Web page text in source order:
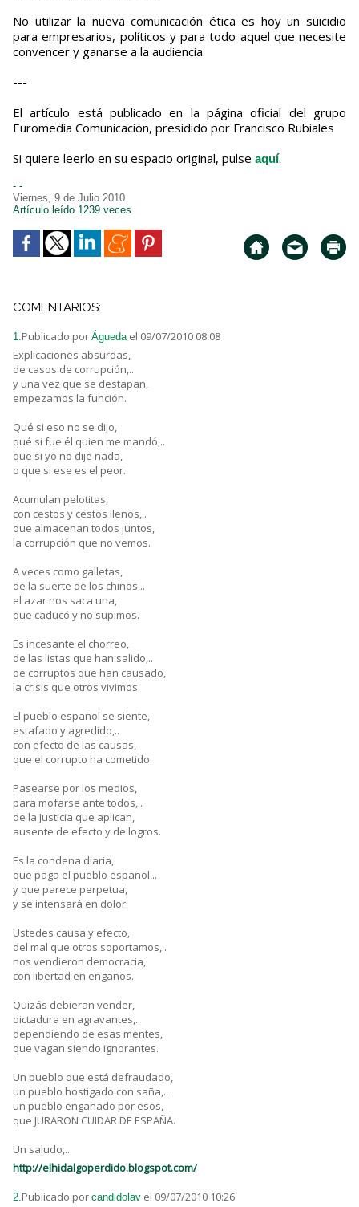
No utilizar la nueva comunicación ética es hoy un suicidio
para empresarios, políticos y para todo aquel que necesite
convencer y ganarse a la audiencia.
---
El artículo está publicado en la página oficial del grupo
Euromedia Comunicación, presidido por Francisco Rubiales
Si quiere leerlo en su espacio original, pulse aquí.
- -
Viernes, 9 de Julio 2010
Artículo leído 1239 veces
COMENTARIOS:
1.Publicado por Águeda el 09/07/2010 08:08
Explicaciones absurdas,
de casos de corrupción,..
y una vez que se destapan,
empezamos la función.
Qué si eso no se dijo,
qué si fue él quien me mandó,..
que si yo no dije nada,
o que si ese es el peor.
Acumulan pelotitas,
con cestos y cestos llenos,..
que almacenan todos juntos,
la corrupción que no vemos.
A veces como galletas,
de la suerte de los chinos,..
el azar nos saca una,
que caducó y no supimos.
Es incesante el chorreo,
de las listas que han salido,..
de corruptos que han causado,
la crisis que otros vivimos.
El pueblo español se siente,
estafado y agredido,..
con efecto de las causas,
que el corrupto ha cometido.
Pasearse por los medios,
para mofarse ante todos,..
de la Justicia que aplican,
ausente de efecto y de logros.
Es la condena diaria,
que paga el pueblo español,..
y que parece perpetua,
y se intensará en dolor.
Ustedes causa y efecto,
del mal que otros soportamos,..
nos vendieron democracia,
con libertad en engaños.
Quizás debieran vender,
dictadura en agravantes,..
dependiendo de esas mentes,
que vagan siendo ignorantes.
Un pueblo que está defraudado,
un pueblo hostigado con saña,..
un pueblo engañado por esos,
que JURARON CUIDAR DE ESPAÑA.
Un saludo,..
http://elhidalgoperdido.blogspot.com/
2.Publicado por candidolav el 09/07/2010 10:26